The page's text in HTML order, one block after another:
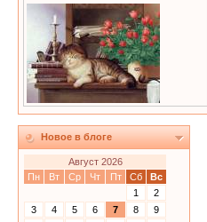
Новое в блоге
Август 2026
Пн
Вт Ср Чт Пт Сб
Вс
1
2
3
4 5 6 7 8
9